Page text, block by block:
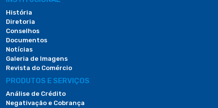
História
Diretoria
Conselhos
Documentos
Notícias
Galeria de Imagens
Revista do Comércio
PRODUTOS E SERVIÇOS
Análise de Crédito
Negativação e Cobrança